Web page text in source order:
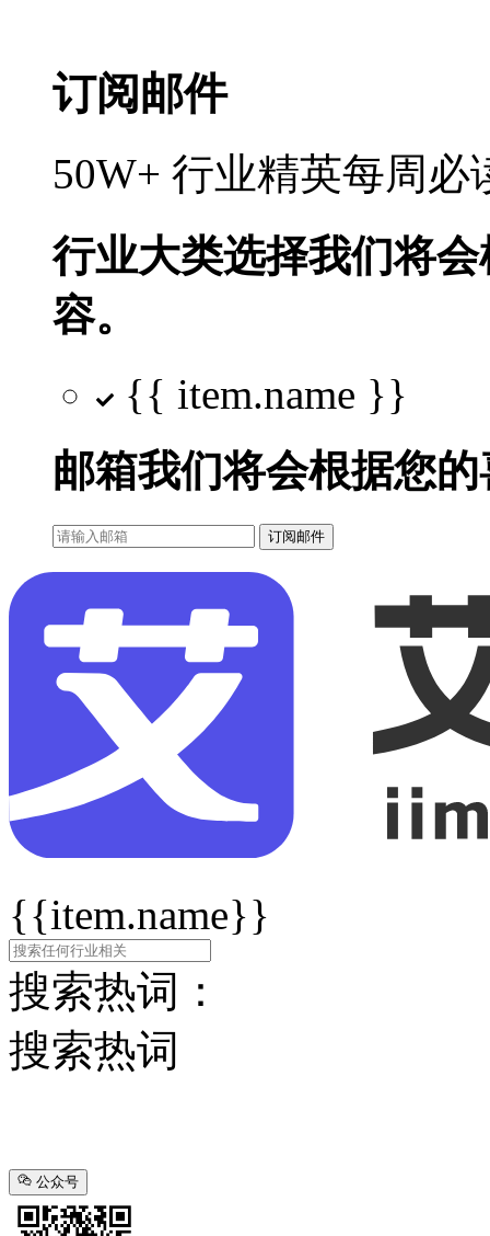
订阅邮件
50W+ 行业精英每周
行业大类选择我们将
容。
{{ item.name }}
邮箱我们将会根据您
订阅邮件
{{item.name}}
搜索热词：
搜索热词
公众号